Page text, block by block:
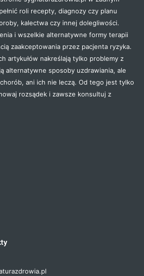
roli recepty, diagnozy czy planu
kalectwa czy innej dolegliwości.
i wszelkie alternatywne formy terapii
zaakceptowania przez pacjenta ryzyka.
artykułów nakreślają tylko problemy z
alternatywne sposoby uzdrawiania, ale
ani ich nie leczą. Od tego jest tylko
rozsądek i zawsze konsultuj z